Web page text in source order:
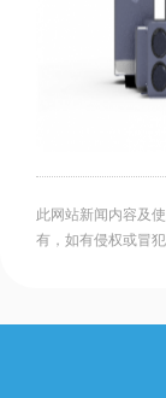
此网站新闻内容及
有，如有侵权或冒